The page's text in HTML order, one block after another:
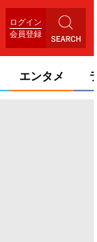
ログイン
会員登録
エンタメ